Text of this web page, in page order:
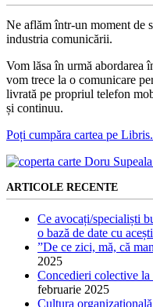
Ne aflăm într-un moment de
industria comunicării.
Vom lăsa în urmă abordarea
vom trece la o comunicare
livrată pe propriul telefon
și continuu.
Poți cumpăra cartea pe
ARTICOLE RECENTE
Ce avocați/specialiști
o bază de date cu
”De ce zici, mă, că
2025
Concedieri colective
februarie 2025
Cultura